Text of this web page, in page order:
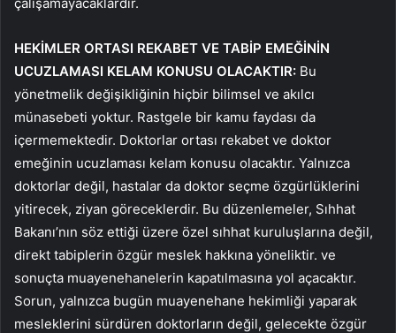
HEKİMLER ORTASI REKABET VE TABİP EMEĞİNİN
UCUZLAMASI KELAM KONUSU OLACAKTIR: Bu
yönetmelik değişikliğinin hiçbir bilimsel ve akılcı
münasebeti yoktur. Rastgele bir kamu faydası da
içermemektedir. Doktorlar ortası rekabet ve doktor
emeğinin ucuzlaması kelam konusu olacaktır. Yalnızca
doktorlar değil, hastalar da doktor seçme özgürlüklerini
yitirecek, ziyan göreceklerdir. Bu düzenlemeler, Sıhhat
Bakanı’nın söz ettiği üzere özel sıhhat kuruluşlarına değil,
direkt tabiplerin özgür meslek hakkına yöneliktir. ve
sonuçta muayenehanelerin kapatılmasına yol açacaktır.
Sorun, yalnızca bugün muayenehane hekimliği yaparak
mesleklerini sürdüren doktorların değil, gelecekte özgür